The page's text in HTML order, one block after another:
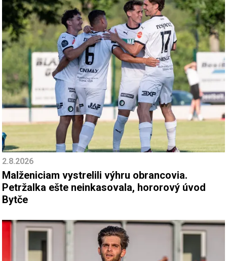
2.8.2026
Malženiciam vystrelili výhru obrancovia.
Petržalka ešte neinkasovala, hororový úvod
Bytče